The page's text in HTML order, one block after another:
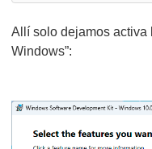
Allí solo dejamos activa
Windows”: